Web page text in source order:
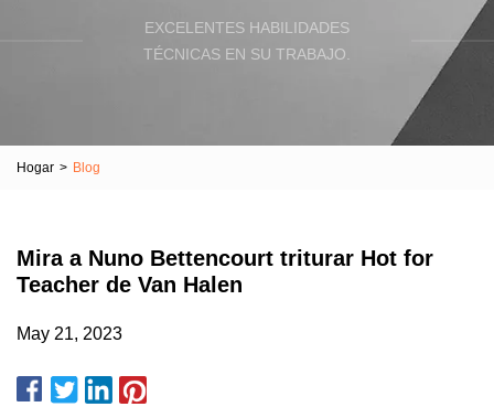
EXCELENTES HABILIDADES
TÉCNICAS EN SU TRABAJO.
Hogar > Blog
Mira a Nuno Bettencourt triturar Hot for
Teacher de Van Halen
May 21, 2023